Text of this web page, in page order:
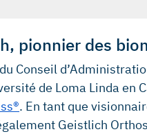
pionnier des
Conseil
de Loma Linda
. En tant que
Geistlich